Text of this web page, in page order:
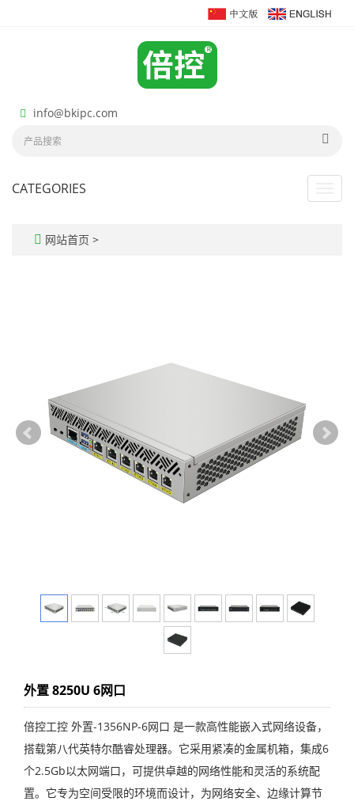
info@bkipc.com
CATEGORIES
网站首页 >
外置 8250U 6网口
倍控工控 外置-1356NP-6网口 是一款高性能嵌入式网络设备，
搭载第八代英特尔酷睿处理器。它采用紧凑的金属机箱，集成6
个2.5Gb以太网端口，可提供卓越的网络性能和灵活的系统配
置。它专为空间受限的环境而设计，为网络安全、边缘计算节